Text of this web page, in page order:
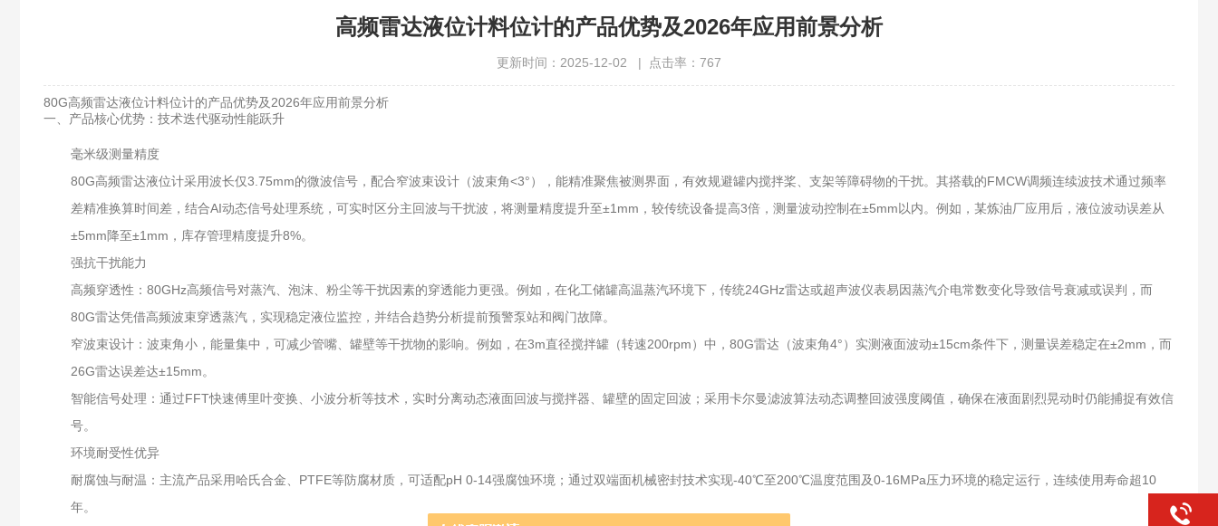
高频雷达液位计料位计的产品优势及2026年应用前景分析
更新时间：2025-12-02 | 点击率：767
80G高频雷达液位计料位计的产品优势及2026年应用前景分析
一、产品核心优势：技术迭代驱动性能跃升
毫米级测量精度
80G高频雷达液位计采用波长仅3.75mm的微波信号，配合窄波束设计（波束角<3°），能精准聚焦被测界面，有效规避罐内搅拌桨、支架等障碍物的干扰。其搭载的FMCW调频连续波技术通过频率
差精准换算时间差，结合AI动态信号处理系统，可实时区分主回波与干扰波，将测量精度提升至±1mm，较传统设备提高3倍，测量波动控制在±5mm以内。例如，某炼油厂应用后，液位波动误差从
±5mm降至±1mm，库存管理精度提升8%。
强抗干扰能力
高频穿透性：80GHz高频信号对蒸汽、泡沫、粉尘等干扰因素的穿透能力更强。例如，在化工储罐高温蒸汽环境下，传统24GHz雷达或超声波仪表易因蒸汽介电常数变化导致信号衰减或误判，而
80G雷达凭借高频波束穿透蒸汽，实现稳定液位监控，并结合趋势分析提前预警泵站和阀门故障。
窄波束设计：波束角小，能量集中，可减少管嘴、罐壁等干扰物的影响。例如，在3m直径搅拌罐（转速200rpm）中，80G雷达（波束角4°）实测液面波动±15cm条件下，测量误差稳定在±2mm，而
26G雷达误差达±15mm。
智能信号处理：通过FFT快速傅里叶变换、小波分析等技术，实时分离动态液面回波与搅拌器、罐壁的固定回波；采用卡尔曼滤波算法动态调整回波强度阈值，确保在液面剧烈晃动时仍能捕捉有效信
号。
环境耐受性优异
耐腐蚀与耐温：主流产品采用哈氏合金、PTFE等防腐材质，可适配pH 0-14强腐蚀环境；通过双端面机械密封技术实现-40℃至200℃温度范围及0-16MPa压力环境的稳定运行，连续使用寿命超10
年。